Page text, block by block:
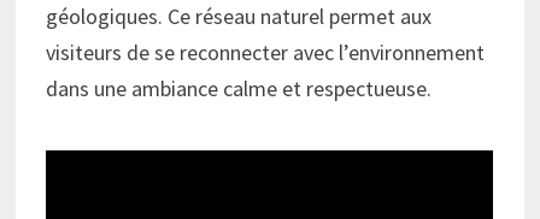
géologiques. Ce réseau naturel permet aux
visiteurs de se reconnecter avec l’environnement
dans une ambiance calme et respectueuse.